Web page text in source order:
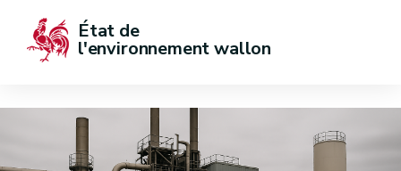
État de
l'environnement wallon